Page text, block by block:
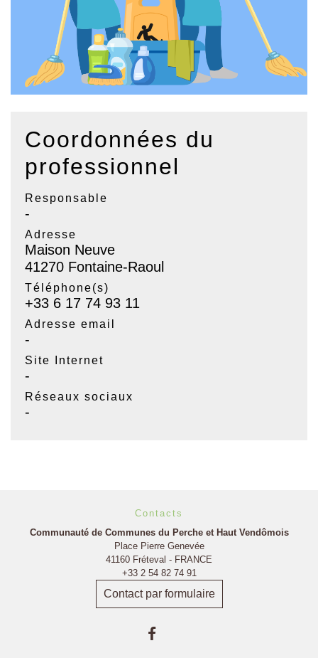
Coordonnées du
professionnel
Responsable
-
Adresse
Maison Neuve
41270 Fontaine-Raoul
Téléphone(s)
+33 6 17 74 93 11
Adresse email
-
Site Internet
-
Réseaux sociaux
-
Contacts
Communauté de Communes du Perche et Haut Vendômois
Place Pierre Genevée
41160 Fréteval - FRANCE
+33 2 54 82 74 91
Contact par formulaire